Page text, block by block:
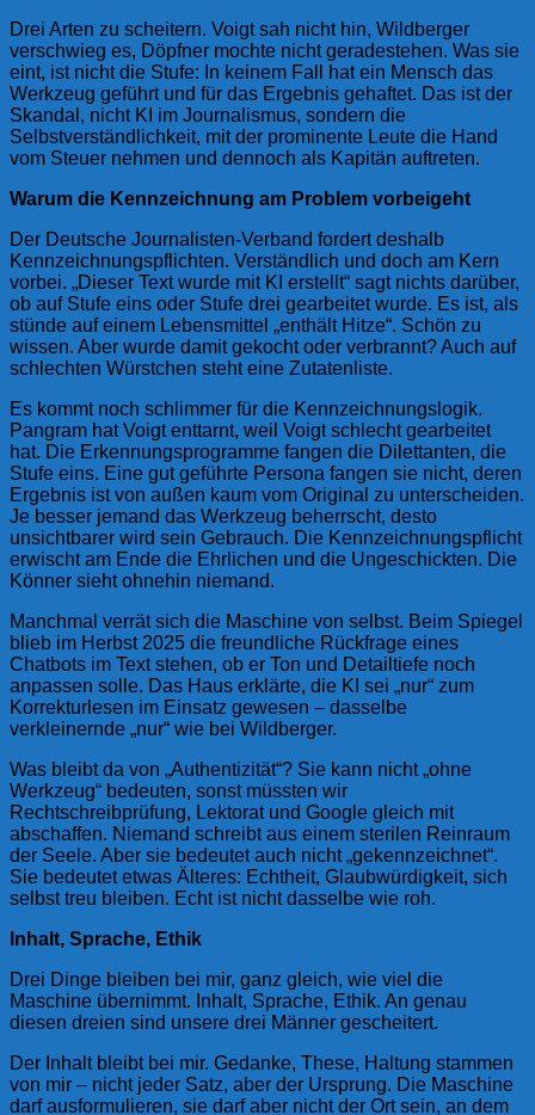
Drei Arten zu scheitern. Voigt sah nicht hin, Wildberger
verschwieg es, Döpfner mochte nicht geradestehen. Was sie
eint, ist nicht die Stufe: In keinem Fall hat ein Mensch das
Werkzeug geführt und für das Ergebnis gehaftet. Das ist der
Skandal, nicht KI im Journalismus, sondern die
Selbstverständlichkeit, mit der prominente Leute die Hand
vom Steuer nehmen und dennoch als Kapitän auftreten.
Warum die Kennzeichnung am Problem vorbeigeht
Der Deutsche Journalisten-Verband fordert deshalb
Kennzeichnungspflichten. Verständlich und doch am Kern
vorbei. „Dieser Text wurde mit KI erstellt“ sagt nichts darüber,
ob auf Stufe eins oder Stufe drei gearbeitet wurde. Es ist, als
stünde auf einem Lebensmittel „enthält Hitze“. Schön zu
wissen. Aber wurde damit gekocht oder verbrannt? Auch auf
schlechten Würstchen steht eine Zutatenliste.
Es kommt noch schlimmer für die Kennzeichnungslogik.
Pangram hat Voigt enttarnt, weil Voigt schlecht gearbeitet
hat. Die Erkennungsprogramme fangen die Dilettanten, die
Stufe eins. Eine gut geführte Persona fangen sie nicht, deren
Ergebnis ist von außen kaum vom Original zu unterscheiden.
Je besser jemand das Werkzeug beherrscht, desto
unsichtbarer wird sein Gebrauch. Die Kennzeichnungspflicht
erwischt am Ende die Ehrlichen und die Ungeschickten. Die
Könner sieht ohnehin niemand.
Manchmal verrät sich die Maschine von selbst. Beim Spiegel
blieb im Herbst 2025 die freundliche Rückfrage eines
Chatbots im Text stehen, ob er Ton und Detailtiefe noch
anpassen solle. Das Haus erklärte, die KI sei „nur“ zum
Korrekturlesen im Einsatz gewesen – dasselbe
verkleinernde „nur“ wie bei Wildberger.
Was bleibt da von „Authentizität“? Sie kann nicht „ohne
Werkzeug“ bedeuten, sonst müssten wir
Rechtschreibprüfung, Lektorat und Google gleich mit
abschaffen. Niemand schreibt aus einem sterilen Reinraum
der Seele. Aber sie bedeutet auch nicht „gekennzeichnet“.
Sie bedeutet etwas Älteres: Echtheit, Glaubwürdigkeit, sich
selbst treu bleiben. Echt ist nicht dasselbe wie roh.
Inhalt, Sprache, Ethik
Drei Dinge bleiben bei mir, ganz gleich, wie viel die
Maschine übernimmt. Inhalt, Sprache, Ethik. An genau
diesen dreien sind unsere drei Männer gescheitert.
Der Inhalt bleibt bei mir. Gedanke, These, Haltung stammen
von mir – nicht jeder Satz, aber der Ursprung. Die Maschine
darf ausformulieren, sie darf aber nicht der Ort sein, an dem